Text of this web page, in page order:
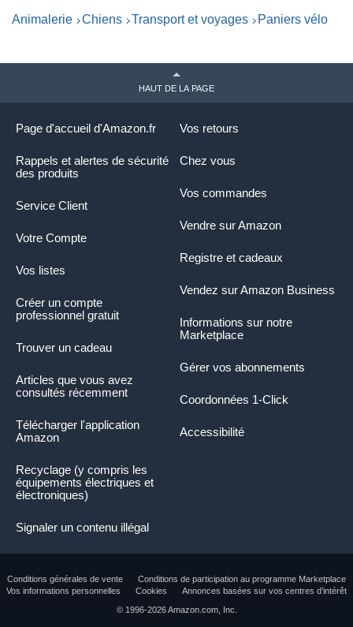
Le résumé du produit présente des informations
Animalerie Chiens Transport et voyages Paniers vélo
HAUT DE LA PAGE
Vos retours
Chez vous
Vos commandes
Vendre sur Amazon
Registre et cadeaux
Vendez sur Amazon Business
Informations sur notre
Marketplace
Gérer vos abonnements
Coordonnées 1-Click
Accessibilité
Page d'accueil d'Amazon.fr
Rappels et alertes de sécurité
des produits
Service Client
Votre Compte
Vos listes
Créer un compte
professionnel gratuit
Trouver un cadeau
Articles que vous avez
consultés récemment
Télécharger l'application
Amazon
Recyclage (y compris les
équipements électriques et
électroniques)
Signaler un contenu illégal
Conditions générales de vente
Conditions de participation au programme Marketplace
Vos informations personnelles
Cookies
Annonces basées sur vos centres d’intérêt
© 1996-2026 Amazon.com, Inc.